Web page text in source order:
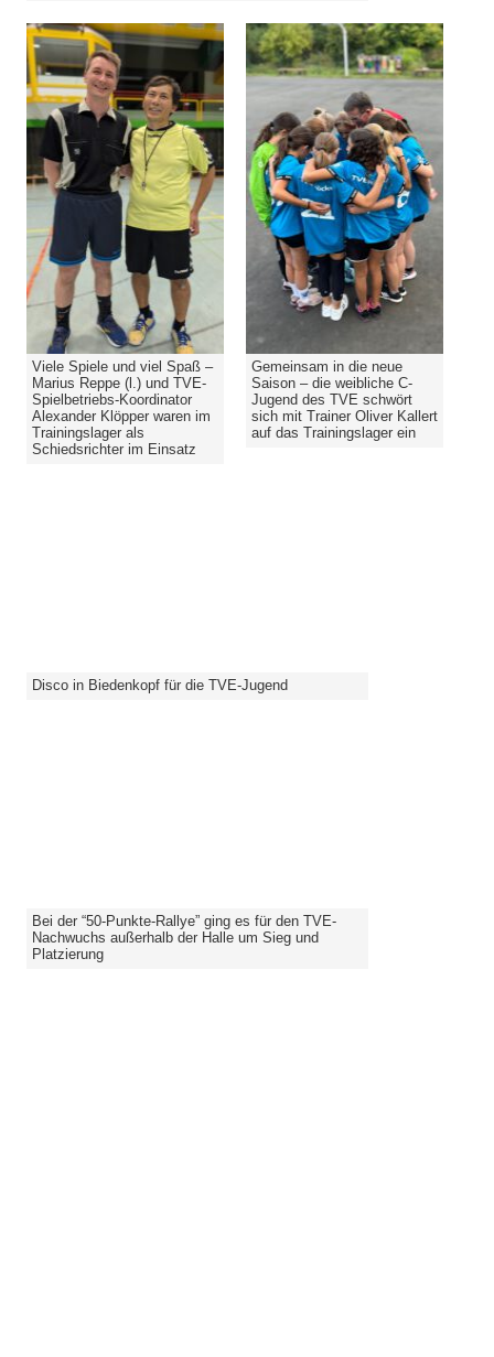
Viele Spiele und viel Spaß –
Marius Reppe (l.) und TVE-
Spielbetriebs-Koordinator
Alexander Klöpper waren im
Trainingslager als
Schiedsrichter im Einsatz
Gemeinsam in die neue
Saison – die weibliche C-
Jugend des TVE schwört
sich mit Trainer Oliver Kallert
auf das Trainingslager ein
Disco in Biedenkopf für die TVE-Jugend
Bei der “50-Punkte-Rallye” ging es für den TVE-
Nachwuchs außerhalb der Halle um Sieg und
Platzierung